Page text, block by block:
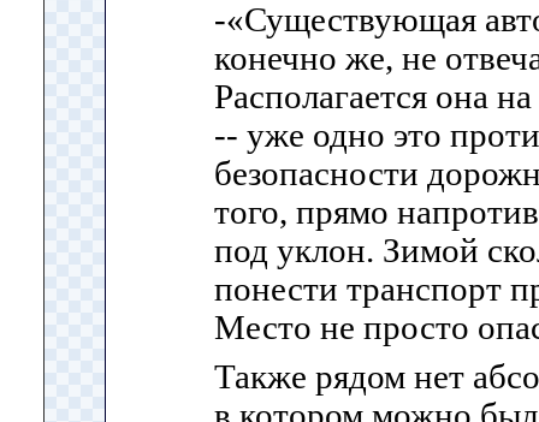
-«Существующая
конечно же, не
Располагается она
-- уже одно это
безопасности
того, прямо
под уклон. Зимой
понести транспорт
Место не просто
Также рядом нет